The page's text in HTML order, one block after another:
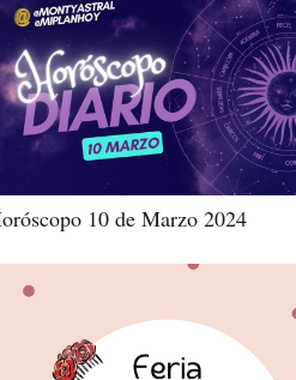
10 de Marzo 2024